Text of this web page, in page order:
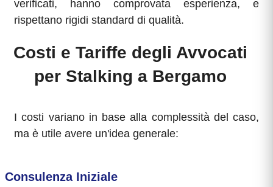
verificati, hanno comprovata esperienza, e
rispettano rigidi standard di qualità.
Costi e Tariffe degli Avvocati
per Stalking a Bergamo
I costi variano in base alla complessità del caso,
ma è utile avere un'idea generale:
Consulenza Iniziale